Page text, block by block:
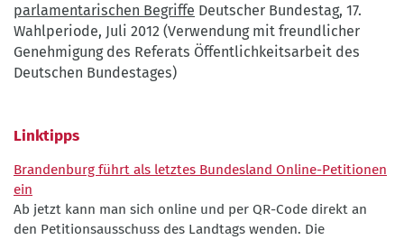
parlamentarischen Begriffe Deutscher Bundestag, 17.
Wahlperiode, Juli 2012 (Verwendung mit freundlicher
Genehmigung des Referats Öffentlichkeitsarbeit des
Deutschen Bundestages)
Linktipps
Brandenburg führt als letztes Bundesland Online-Petitionen
ein
Ab jetzt kann man sich online und per QR-Code direkt an
den Petitionsausschuss des Landtags wenden. Die